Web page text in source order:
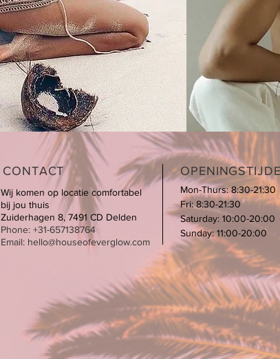
CONTACT
Wij komen op locatie comfortabel
bij jou thuis
Zuiderhagen 8, 7491 CD Delden
Phone: +31-657138764
Email: hello@houseofeverglow.com
Mon-Thurs: 8:30-21:30
Fri: 8:30-21:30
Saturday: 10:00-20:00
Sunday: 11:00-20:00